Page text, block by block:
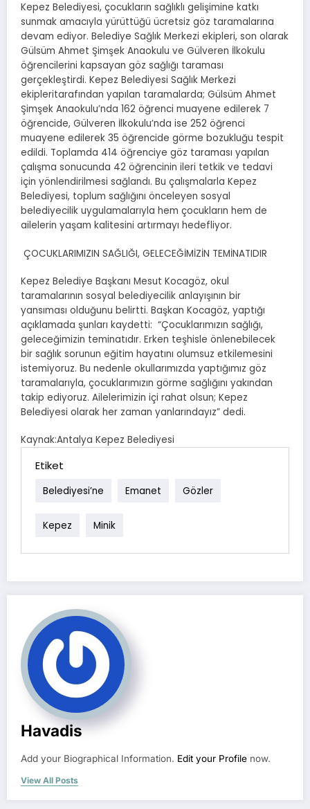
Kepez Belediyesi, çocukların sağlıklı gelişimine katkı
sunmak amacıyla yürüttüğü ücretsiz göz taramalarına
devam ediyor. Belediye Sağlık Merkezi ekipleri, son olarak
Gülsüm Ahmet Şimşek Anaokulu ve Gülveren İlkokulu
öğrencilerini kapsayan göz sağlığı taraması
gerçekleştirdi. Kepez Belediyesi Sağlık Merkezi
ekipleritarafından yapılan taramalarda; Gülsüm Ahmet
Şimşek Anaokulu’nda 162 öğrenci muayene edilerek 7
öğrencide, Gülveren İlkokulu’nda ise 252 öğrenci
muayene edilerek 35 öğrencide görme bozukluğu tespit
edildi. Toplamda 414 öğrenciye göz taraması yapılan
çalışma sonucunda 42 öğrencinin ileri tetkik ve tedavi
için yönlendirilmesi sağlandı. Bu çalışmalarla Kepez
Belediyesi, toplum sağlığını önceleyen sosyal
belediyecilik uygulamalarıyla hem çocukların hem de
ailelerin yaşam kalitesini artırmayı hedefliyor.
ÇOCUKLARIMIZIN SAĞLIĞI, GELECEĞİMİZİN TEMİNATIDIR
Kepez Belediye Başkanı Mesut Kocagöz, okul
taramalarının sosyal belediyecilik anlayışının bir
yansıması olduğunu belirtti. Başkan Kocagöz, yaptığı
açıklamada şunları kaydetti: “Çocuklarımızın sağlığı,
geleceğimizin teminatıdır. Erken teşhisle önlenebilecek
bir sağlık sorunun eğitim hayatını olumsuz etkilemesini
istemiyoruz. Bu nedenle okullarımızda yaptığımız göz
taramalarıyla, çocuklarımızın görme sağlığını yakından
takip ediyoruz. Ailelerimizin içi rahat olsun; Kepez
Belediyesi olarak her zaman yanlarındayız” dedi.
Kaynak:Antalya Kepez Belediyesi
Etiket
Belediyesi’ne Emanet Gözler
Kepez Minik
Havadis
Add your Biographical Information. Edit your Profile now.
View All Posts